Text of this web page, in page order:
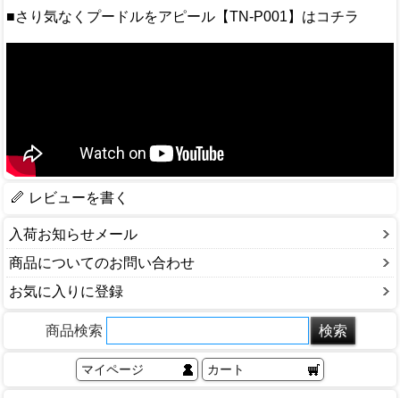
■さり気なくプードルをアピール【TN-P001】はコチラ
レビューを書く
入荷お知らせメール
商品についてのお問い合わせ
お気に入りに登録
商品検索
マイページ カート